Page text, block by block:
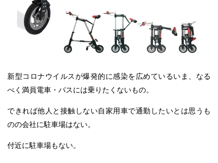
新型コロナウイルスが爆発的に感染を広めているいま、なる
べく満員電車・バスには乗りたくないもの。
できれば他人と接触しない自家用車で通勤したいとは思うも
のの会社に駐車場はない。
付近に駐車場もない。